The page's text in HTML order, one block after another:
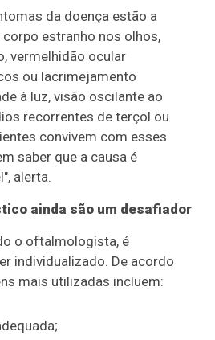
da doença estão a
estranho nos olhos,
vermelhidão ocular
ou lacrimejamento
à luz, visão oscilante ao
recorrentes de terçol ou
convivem com esses
saber que a causa é
alerta.
ainda são um desafiador
o oftalmologista, é
individualizado. De acordo
mais utilizadas incluem: